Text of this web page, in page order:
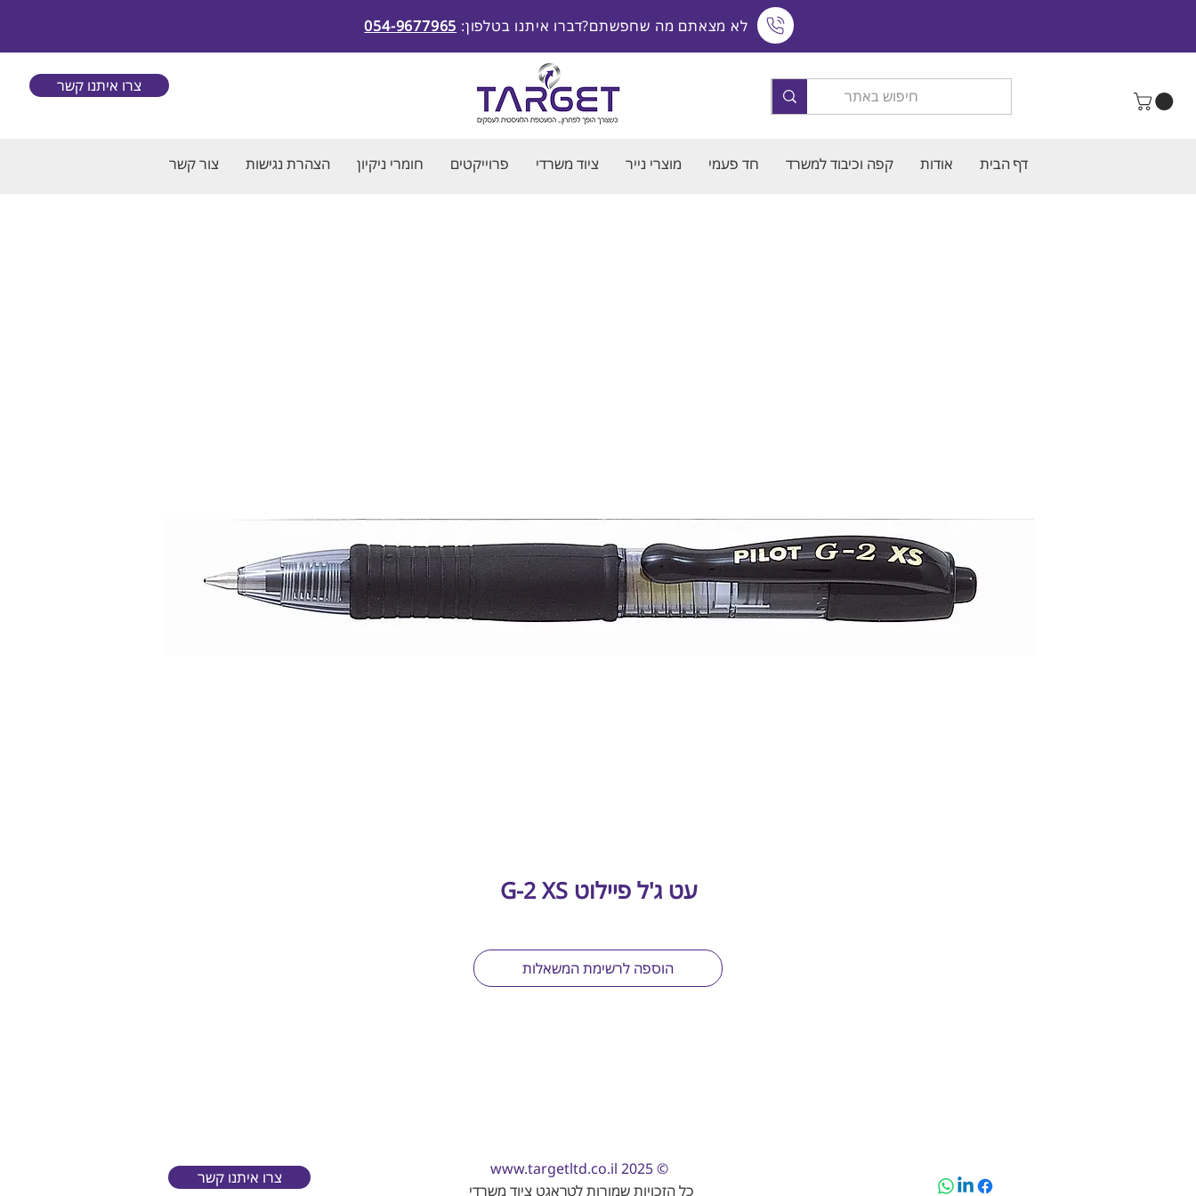
לא מצאתם מה שחפשתם?דברו איתנו בטלפון: 054-9677965
צרו איתנו קשר
דף הבית אודות קפה וכיבוד למשרד חד פעמי מוצרי נייר ציוד משרדי פרוייקטים חומרי ניקיון הצהרת נגישות צור קשר
עט ג'ל פיילוט G-2 XS
הוספה לרשימת המשאלות
© 2025
www.targetltd.co.il
כל הזכויות שמורות לטראגט ציוד משרדי
צרו איתנו קשר